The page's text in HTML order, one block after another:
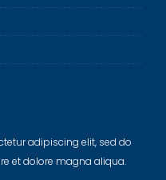
adipiscing elit, sed do
et dolore magna aliqua.